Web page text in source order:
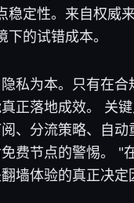
稳定性。来自权威
下的试错成本。
私为本。只有在合
正落地成效。 关
、分流策略、自动
费节点的警惕。 "
墙体验的真正决定